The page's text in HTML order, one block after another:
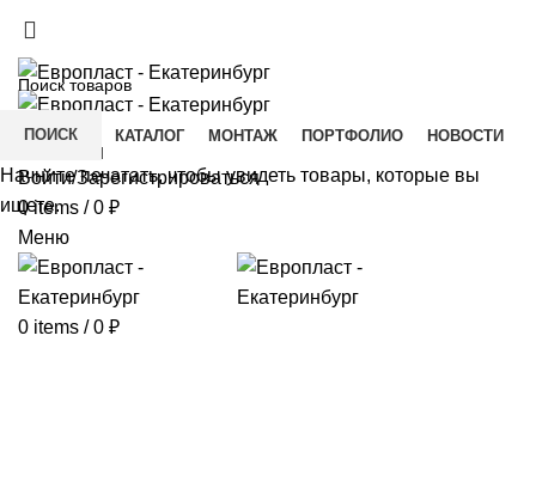
ГЛАВНАЯ КАТАЛОГ МОНТАЖ ПОРТФОЛИО
НОВОСТИ
КОНТАКТЫ
Войти/Зарегистрироваться
0items / 0 ₽
Меню
0 items / 0 ₽
ПОИСК
Начните печатать, чтобы увидеть товары, которые вы
ищете.